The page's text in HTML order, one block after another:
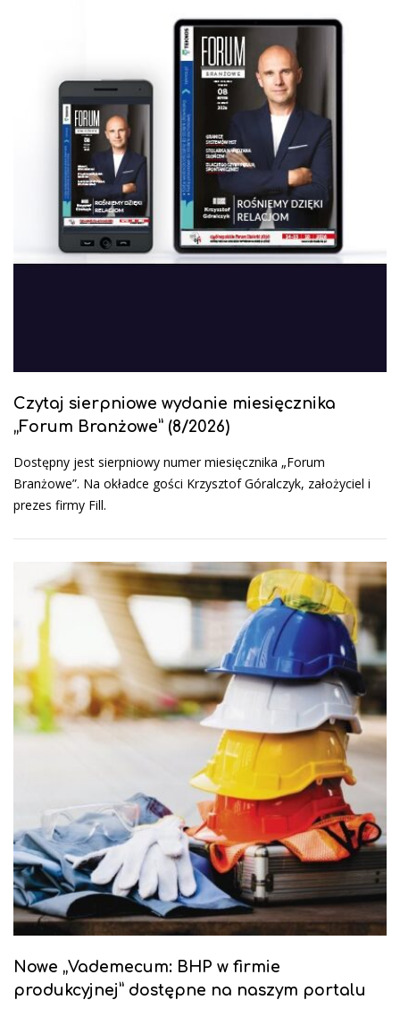
Czytaj sierpniowe wydanie miesięcznika
„Forum Branżowe” (8/2026)
Dostępny jest sierpniowy numer miesięcznika „Forum
Branżowe”. Na okładce gości Krzysztof Góralczyk, założyciel i
prezes firmy Fill.
Nowe „Vademecum: BHP w firmie
produkcyjnej” dostępne na naszym portalu